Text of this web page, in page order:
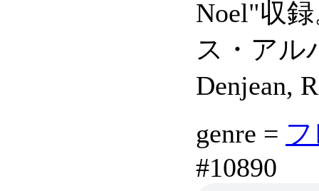
Noel"収
ス・アル
Denjean,
genre =
#10890